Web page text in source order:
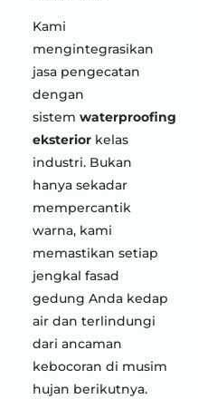
Kami
mengintegrasikan
jasa pengecatan
dengan
sistem waterproofing
eksterior kelas
industri. Bukan
hanya sekadar
mempercantik
warna, kami
memastikan setiap
jengkal fasad
gedung Anda kedap
air dan terlindungi
dari ancaman
kebocoran di musim
hujan berikutnya.